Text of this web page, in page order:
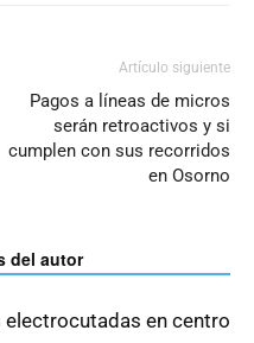
Artículo siguiente
Pagos a líneas de micros
serán retroactivos y si
cumplen con sus recorridos
en Osorno
del autor
electrocutadas en centro